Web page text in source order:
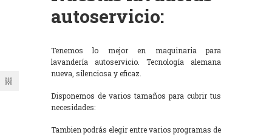
autoservicio:
Tenemos lo mejor en maquinaria para
lavandería autoservicio. Tecnología alemana
nueva, silenciosa y eficaz.
Disponemos de varios tamaños para cubrir tus
necesidades:
Tambien podrás elegir entre varios programas de